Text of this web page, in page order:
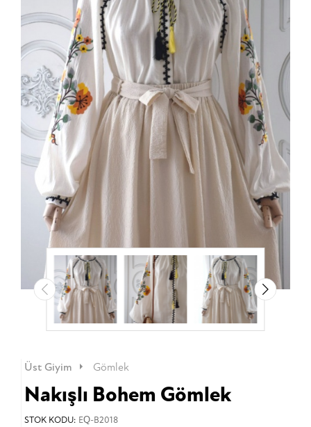
Üst Giyim Gömlek
Nakışlı Bohem Gömlek
STOK KODU: EQ-B2018